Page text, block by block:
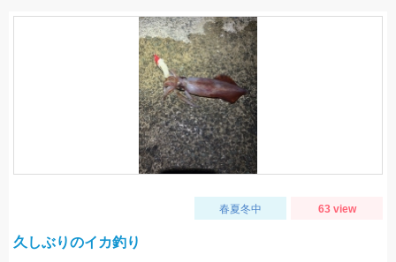
春夏冬中 63 view
久しぶりのイカ釣り